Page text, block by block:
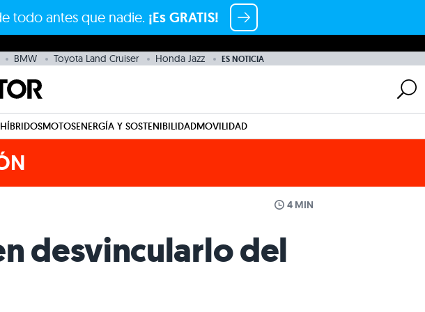
todo antes que nadie. ¡Es GRATIS!
BMW Toyota Land Cruiser Honda Jazz ES NOTICIA
HÍBRIDOSMOTOSENERGÍA Y SOSTENIBILIDADMOVILIDAD
4 MIN
desvincularlo del